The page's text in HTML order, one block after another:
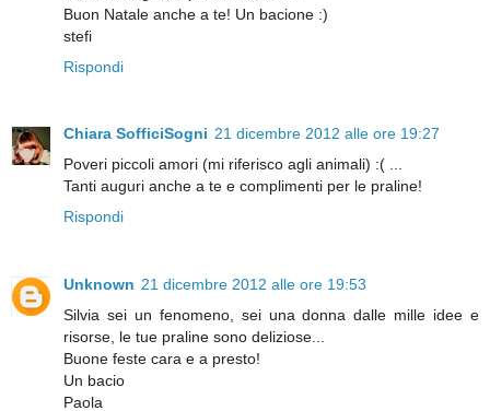
Buon Natale anche a te! Un bacione :)
stefi
Rispondi
Chiara SofficiSogni 21 dicembre 2012 alle ore 19:27
Poveri piccoli amori (mi riferisco agli animali) :( ...
Tanti auguri anche a te e complimenti per le praline!
Rispondi
Unknown 21 dicembre 2012 alle ore 19:53
Silvia sei un fenomeno, sei una donna dalle mille idee e
risorse, le tue praline sono deliziose...
Buone feste cara e a presto!
Un bacio
Paola